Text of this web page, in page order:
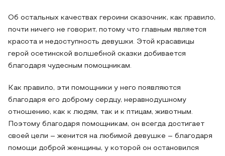
Об остальных качествах героини сказочник, как правило,
почти ничего не говорит, потому что главным является
красота и недоступность девушки. Этой красавицы
герой осетинской волшебной сказки добивается
благодаря чудесным помощникам.
Как правило, эти помощники у него появляются
благодаря его доброму сердцу, неравнодушному
отношению, как к людям, так и к птицам, животным.
Поэтому благодаря помощникам, он всегда достигает
своей цели – женится на любимой девушке – благодаря
помощи доброй женщины, у которой он остановился